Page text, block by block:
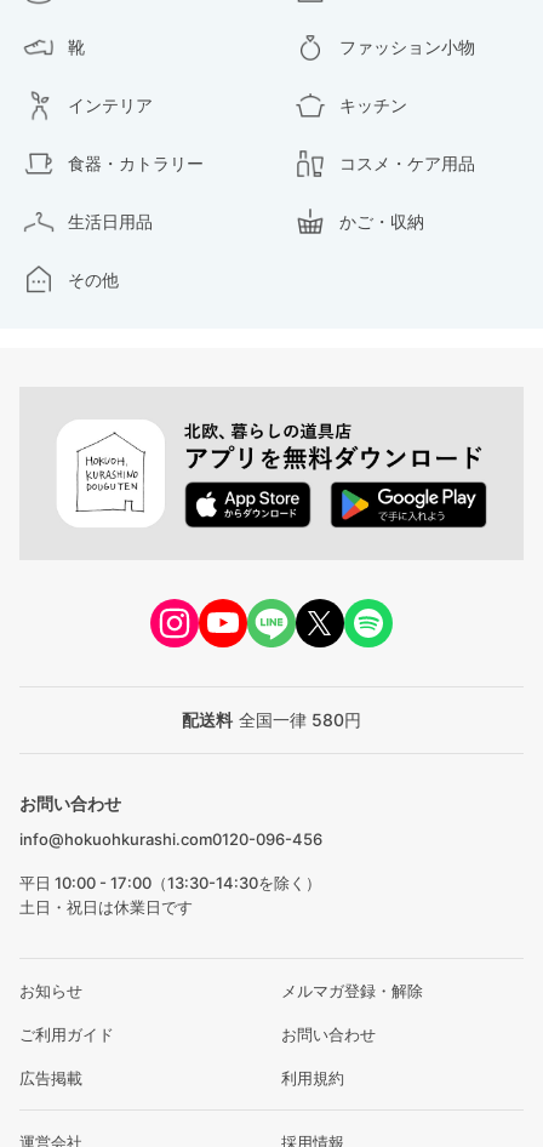
靴 ファッション小物
インテリア キッチン
食器・カトラリー コスメ・ケア用品
生活日用品 かご・収納
その他
配送料 全国一律 580円
お問い合わせ
info@hokuohkurashi.com0120-096-456
平日 10:00 - 17:00（13:30-14:30を除く）
土日・祝日は休業日です
お知らせ メルマガ登録・解除
ご利用ガイド お問い合わせ
広告掲載 利用規約
運営会社 採用情報